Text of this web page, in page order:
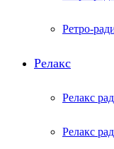
Ретро-
Релакс
Релакс
Релакс